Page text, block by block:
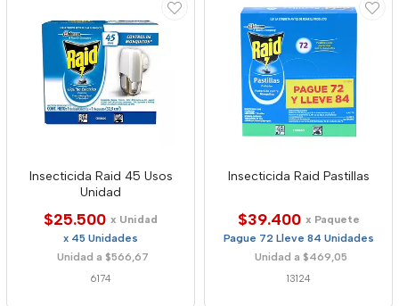
Insecticida Raid 45 Usos
Unidad
$25.500 x Unidad
x 45 Unidades
Unidad a $566,67
6174
Insecticida Raid Pastillas
$39.400 x Paquete
Pague 72 Lleve 84 Unidades
Unidad a $469,05
13124